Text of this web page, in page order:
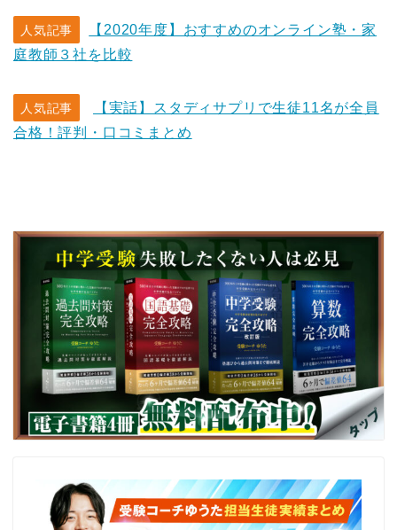
人気記事
【2020年度】おすすめのオンライン塾・家
庭教師３社を比較
人気記事
【実話】スタディサプリで生徒11名が全員
合格！評判・口コミまとめ